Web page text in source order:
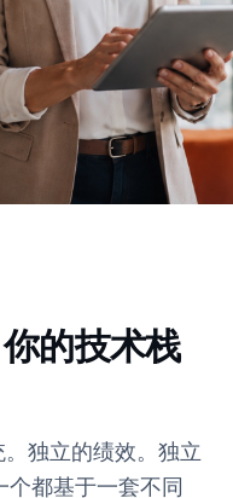
的技术栈
独立的绩效。独立
都基于一套不同